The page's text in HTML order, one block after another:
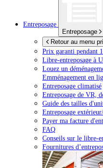
Entreposage
Entreposage
Retour au menu
Prix garanti pendant
Libre-entreposage à
Louez un
Emménagement en
Entreposage climatisé
Entreposage de VR,
Guide des tailles
Entreposage
Payer ma facture
FAQ
Conseils sur le libre-
Fournitures